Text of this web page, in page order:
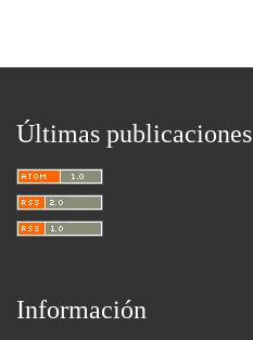
Últimas publicaciones
Información